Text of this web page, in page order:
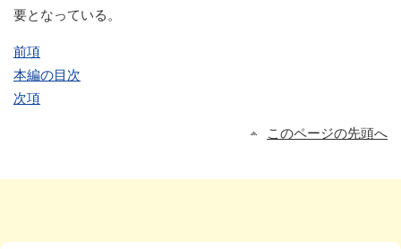
要となっている。
前項
本編の目次
次項
このページの先頭へ